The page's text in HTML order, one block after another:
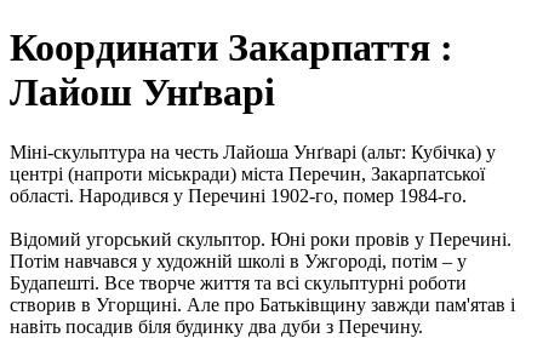
Координати Закарпаття :
Лайош Унґварі
Міні-скульптура на честь Лайоша Унґварі (альт: Кубічка) у
центрі (напроти міськради) міста Перечин, Закарпатської
області. Народився у Перечині 1902-го, помер 1984-го.
Відомий угорський скульптор. Юні роки провів у Перечині.
Потім навчався у художній школі в Ужгороді, потім – у
Будапешті. Все творче життя та всі скульптурні роботи
створив в Угорщині. Але про Батьківщину завжди пам'ятав і
навіть посадив біля будинку два дуби з Перечину.